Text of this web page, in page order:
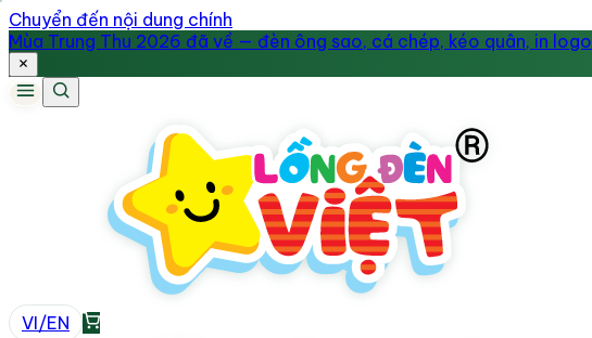
Chuyển đến nội dung chính
Mùa Trung Thu 2026 đã về — đèn ông sao, cá chép, kéo quân, in logo
VI/EN